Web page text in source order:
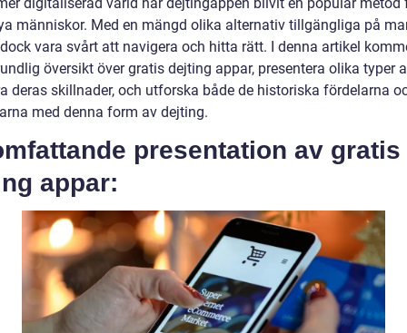
människor. Med en mängd olika alternativ tillgängliga på
vara svårt att navigera och hitta rätt. I denna artikel
översikt över gratis dejting appar, presentera olika typer
deras skillnader, och utforska både de historiska fördelarna
med denna form av dejting.
presentation av gratis
appar: